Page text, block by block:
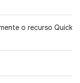
o recurso Quick